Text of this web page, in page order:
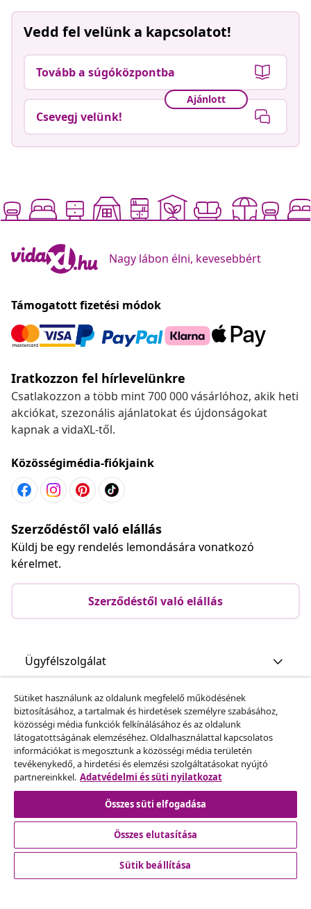
Vedd fel velünk a kapcsolatot!
Tovább a súgóközpontba
Ajánlott
Csevegj velünk!
Nagy lábon élni, kevesebbért
Támogatott fizetési módok
Iratkozzon fel hírlevelünkre
Csatlakozzon a több mint 700 000 vásárlóhoz, akik heti
akciókat, szezonális ajánlatokat és újdonságokat
kapnak a vidaXL-től.
Közösségimédia-fiókjaink
Szerződéstől való elállás
Küldj be egy rendelés lemondására vonatkozó
kérelmet.
Szerződéstől való elállás
Ügyfélszolgálat
Üzlet
vidaXL
Fedezz fel többet
Sütiket használunk az oldalunk megfelelő működésének
biztosításához, a tartalmak és hirdetések személyre szabásához,
közösségi média funkciók felkínálásához és az oldalunk
látogatottságának elemzéséhez. Oldalhasználattal kapcsolatos
információkat is megosztunk a közösségi média területén
tevékenykedő, a hirdetési és elemzési szolgáltatásokat nyújtó
partnereinkkel. Adatvédelmi és süti nyilatkozat
Összes süti elfogadása
Összes elutasítása
Sütik beállítása